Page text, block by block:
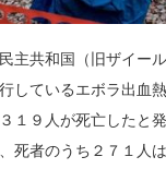
主共和国（旧ザイー
しているエボラ出血
１９人が死亡したと発
死者のうち２７１人